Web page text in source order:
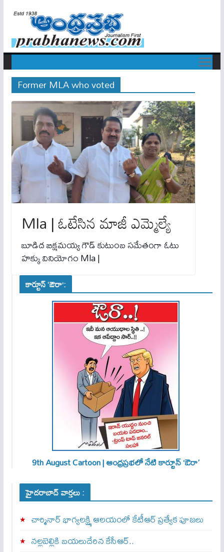
Former MLA who voted
Mla | ఓటేసిన‌ మాజీ ఎమ్మెల్యే
బూడిద బిక్షమయ్య గౌడ్ కుటుంబ స‌మేతంగా ఓటు
హ‌క్కు వినియోగం Mla |
కార్టూన్ ‘ఔరా’:
9th August Cartoon | ఆంధ్రప్రభలో నేటి కార్టూన్ ‘ఔరా’
హైదరాబాద్ వార్తలు :
చార్మినార్‌ భాగ్యలక్ష్మి ఆలయంలో కేటీఆర్ ప్రత్యేక పూజలు
నల్లబెల్లికి బయలుదేరిన కేసీఆర్‌..